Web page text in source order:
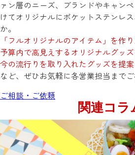
ァン層のニーズ、ブランドやキャン
けてオリジナルにポケットステンレ
か。
「フルオリジナルのアイテム」を作り
予算内で高見えするオリジナルグッズ
今の流行りを取り入れたグッズを提案
など、ぜひお気軽に各営業担当までご
ご相談・ご依頼
関連コラ